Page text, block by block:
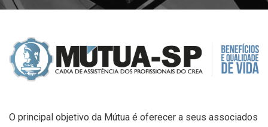
O principal objetivo da Mútua é oferecer a seus associados